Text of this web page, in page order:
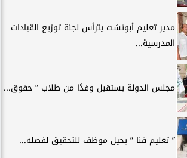
مدير تعليم أبوتشت يترأس لجنة توزيع القيادات
المدرسية...
مجلس الدولة يستقبل وفدًا من طلاب ” حقوق...
” تعليم قنا ” يحيل موظف للتحقيق لفصله...